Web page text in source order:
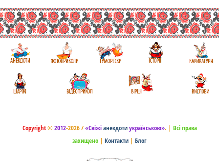
Copyright© 2012-2026 /«Свіжіанекдотиукраїнською». | Всі права
захищено | Контакти | Блог